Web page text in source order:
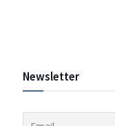
Newsletter